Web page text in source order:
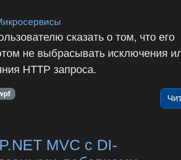
сказать о том, что его
не выбрасывать исключения
HTTP запроса.
MVC c DI-